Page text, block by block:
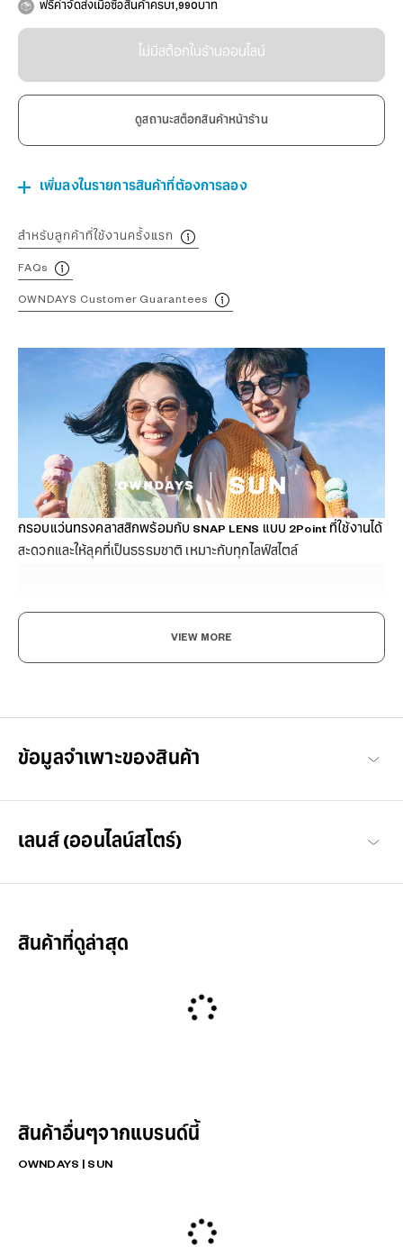
ฟรีค่าจัดส่งเมื่อซื้อสินค้าครบ1,990บาท
ไม่มีสต็อกในร้านออนไลน์
ดูสถานะสต็อกสินค้าหน้าร้าน
เพิ่มลงในรายการสินค้าที่ต้องการลอง
สำหรับลูกค้าที่ใช้งานครั้งแรก
FAQs
OWNDAYS Customer Guarantees
กรอบแว่นทรงคลาสสิกพร้อมกับ SNAP LENS แบบ 2Point ที่ใช้งานได้
สะดวกและให้ลุคที่เป็นธรรมชาติ เหมาะกับทุกไลฟ์สไตล์
แค่ช่วยตัดแสงสะท้อนและปกป้องดวงตาจากรังสี UV แต่ยังทำให้มอง
VIEW MORE
ข้อมูลจำเพาะของสินค้า
เลนส์ (ออนไลน์สโตร์)
สินค้าที่ดูล่าสุด
สินค้าอื่นๆจากแบรนด์นี้
OWNDAYS | SUN